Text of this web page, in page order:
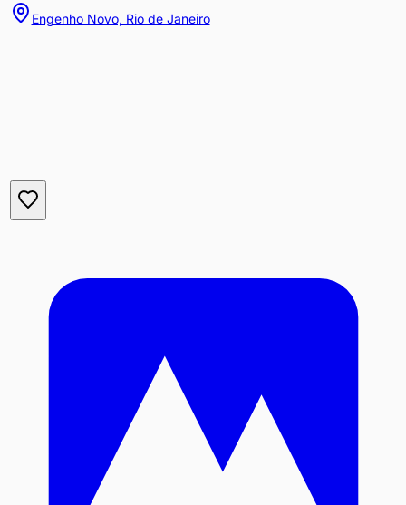
Engenho Novo, Rio de Janeiro